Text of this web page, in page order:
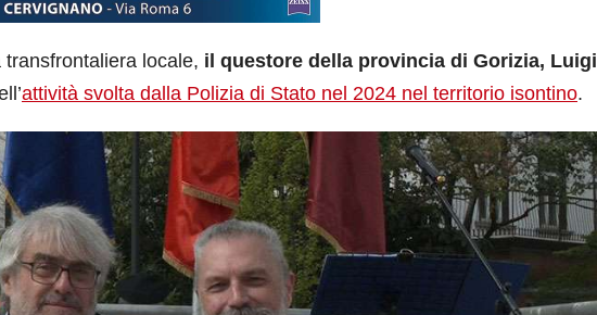
locale, il questore della provincia di Gorizia, Luigi
attività svolta dalla Polizia di Stato nel 2024 nel territorio isontino.